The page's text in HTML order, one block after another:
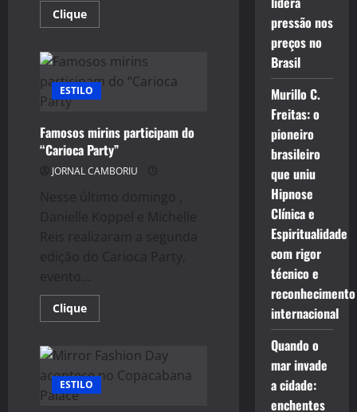
CliqueRead
more
Rosa:
Advogado
esclarece
sobre
direitos
pacientes
com
câncer
de
mama
ESTILO
Famosos mirins participam do
“Carioca Party”
JORNAL CAMBORIU
Nesse último domingo ,
Danielle Koppel e Michelle
Reis realizaram a segunda
edição do Carioca Party,
evento...
CliqueRead
more
mirins
participam
do
“Carioca
Party”
ESTILO
pressão nos
preços no
Brasil
Murillo C.
Freitas: o
pioneiro
brasileiro
que uniu
Hipnose
Clínica e
Espiritualidade
com rigor
técnico e
reconhecimento
internacional
Quando o
mar invade
a cidade:
enchentes